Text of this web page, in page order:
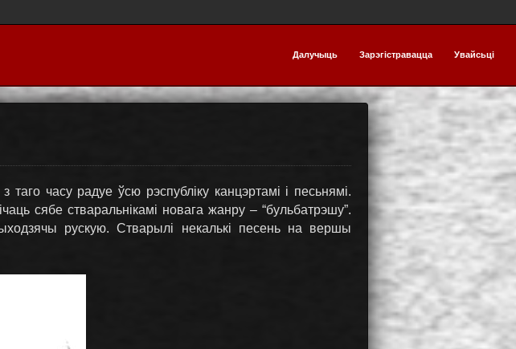
Далучыць Зарэгістравацца Увайсьці
часу радуе ўсю рэспубліку канцэртамі і песьнямі.
сябе стваральнікамі новага жанру – “бульбатрэшу”.
рускую. Стварылі некалькі песень на вершы